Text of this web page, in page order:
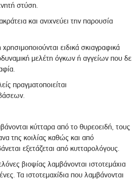
στύση.
και ανιχνεύει την παρουσία
ειδικά σκιαγραφικά
μελέτη όγκων ή αγγείων που δε
πραγματοποιείται
κύτταρα από το θυρεοειδή, τους
της κοιλίας καθώς και από
εξετάζεται από κυτταρολόγους.
βιοψίας λαμβάνονται ιστοτεμάχια
Τα ιστοτεμαχίδια που λαμβάνονται